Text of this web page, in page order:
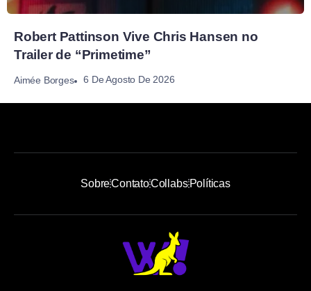
Robert Pattinson Vive Chris Hansen no
Trailer de “Primetime”
Aimée Borges 6 De Agosto De 2026
SobreContatoCollabsPolíticas